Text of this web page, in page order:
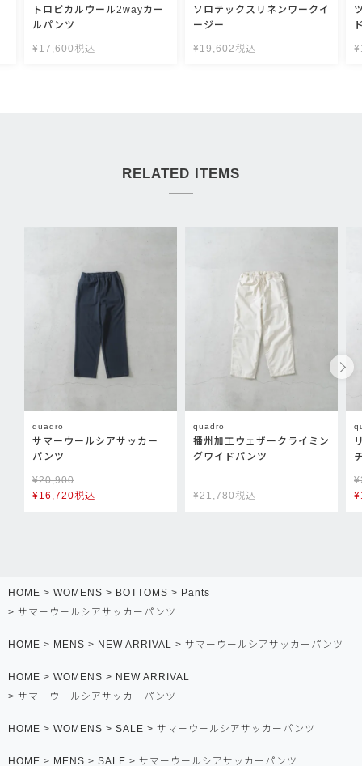
トロピカルウール2wayカー
ルパンツ
¥17,600 税込
ソロテックスリネンワークイ
ージー
¥19,602 税込 ¥
RELATED ITEMS
quadro
サマーウールシアサッカー
パンツ
¥20,900
¥16,720税込
quadro
播州加工ウェザークライミン
グワイドパンツ
¥21,780 税込
¥
¥
HOME WOMENS BOTTOMS
Pants
サマーウールシアサッカーパンツ
HOME MENS NEW ARRIVAL サマーウールシアサッカーパンツ
HOME WOMENS
NEW ARRIVAL
サマーウールシアサッカーパンツ
HOME WOMENS SALE サマーウールシアサッカーパンツ
HOME MENS SALE サマーウールシアサッカーパンツ